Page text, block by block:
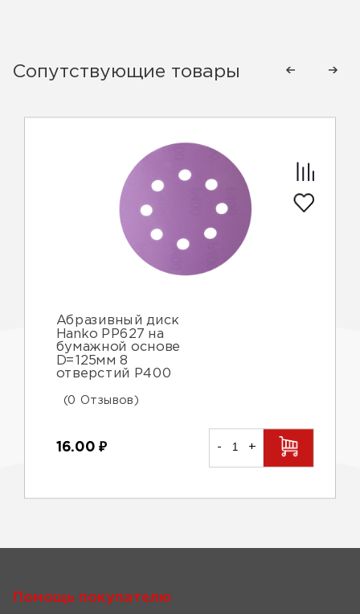
Сопутствующие товары
Абразивный диск
Hanko PP627 на
бумажной основе
D=125мм 8
отверстий Р400
(0 Отзывов)
16.00₽ - +
Помощь покупателю